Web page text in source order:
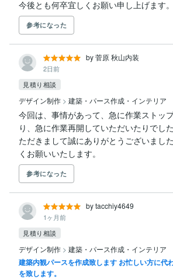
今後とも何卒宜しくお願い申し上げます。
参考になった
by 菅原 秋山内装
2日前
見積り相談
デザイン制作 > 建築・パース作成・インテリア
今回は、事情があって、急に作業ストッ
り、急に作業再開していただいたりでし
ただきまして誠にありがとうございまし
くお願いいたします。
参考になった
by tacchiy4649
1ヶ月前
見積り相談
デザイン制作 > 建築・パース作成・インテリア
建築内観パースを作成致します お忙しい方に代
を致します。